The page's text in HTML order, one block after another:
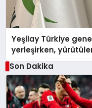
Yeşilay Türkiye
yerleşirken,
üçüncüsü oldu.
Son Dakika